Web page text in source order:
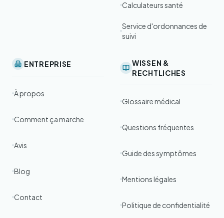
Calculateurs santé
Service d'ordonnances de
suivi
ENTREPRISE
À propos
Comment ça marche
Avis
Blog
Contact
WISSEN &
RECHTLICHES
Glossaire médical
Questions fréquentes
Guide des symptômes
Mentions légales
Politique de confidentialité